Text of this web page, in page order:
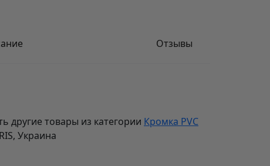
Отзывы
другие товары из категории Кромка PVC
Украина